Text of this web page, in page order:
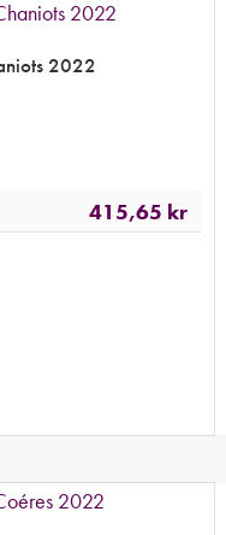
2022
415,65 kr